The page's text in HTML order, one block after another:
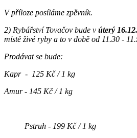
V příloze posíláme zpěvník.
2) Rybářství Tovačov bude v úterý
místě živé ryby a to v době od 11.30 -
Prodávat se bude:
Kapr - 125 Kč / 1 kg
Amur - 145 Kč / 1 kg
Pstruh - 199 Kč / 1 kg